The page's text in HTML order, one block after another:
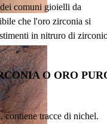
comuni gioielli da
che l'oro zirconia si
in nitruro di
O ORO
contiene tracce di nichel.